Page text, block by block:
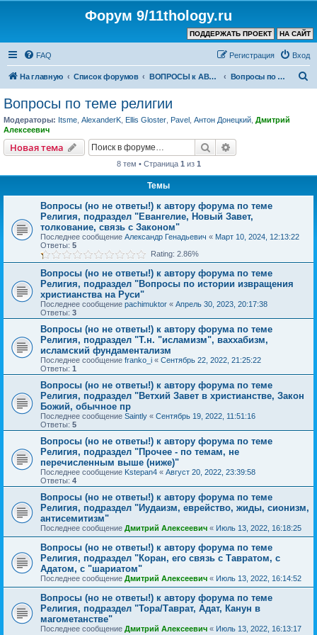
Форум 9/11thology.ru
НА САЙТ
ПОДДЕРЖАТЬ ПРОЕКТ
FAQ Вход
Регистрация
На главную Список форумов ВОПРОСЫ к АВТОРУ КАНАЛА и ХОЗЯИНУ ФОРУМА Вопросы по теме религии
Вопросы по теме религии
Модераторы: Itsme AlexanderK Ellis Gloster Pavel Антон Донецкий Дмитрий
Алексеевич
Новая тема Поиск
8 тем • Страница 1 из 1
Темы
Вопросы (но не ответы!) к автору форума по теме
Религия, подраздел "Евангелие, Новый Завет,
толкование, связь с Законом"
Последнее сообщение Александр Генадьевич « Март 10, 2024, 12:13:22
Ответы: 5
Rating: 2.86%
Вопросы (но не ответы!) к автору форума по теме
Религия, подраздел "Вопросы по истории извращения
христианства на Руси"
Последнее сообщение pachimuktor « Апрель 30, 2023, 20:17:38
Ответы: 3
Вопросы (но не ответы!) к автору форума по теме
Религия, подраздел "Т.н. "исламизм", ваххабизм,
исламский фундаментализм
Последнее сообщение franko_i « Сентябрь 22, 2022, 21:25:22
Ответы: 1
Вопросы (но не ответы!) к автору форума по теме
Религия, подраздел "Ветхий Завет в христианстве, Закон
Божий, обычное пр
Последнее сообщение Saintly « Сентябрь 19, 2022, 11:51:16
Ответы: 5
Вопросы (но не ответы!) к автору форума по теме
Религия, подраздел "Прочее - по темам, не
перечисленным выше (ниже)"
Последнее сообщение Kstepan4 « Август 20, 2022, 23:39:58
Ответы: 4
Вопросы (но не ответы!) к автору форума по теме
Религия, подраздел "Иудаизм, еврейство, жиды, сионизм,
антисемитизм"
Последнее сообщение Дмитрий Алексеевич « Июль 13, 2022, 16:18:25
Вопросы (но не ответы!) к автору форума по теме
Религия, подраздел "Коран, его связь с Тавратом, с
Адатом, с "шариатом"
Последнее сообщение Дмитрий Алексеевич « Июль 13, 2022, 16:14:52
Вопросы (но не ответы!) к автору форума по теме
Религия, подраздел "Тора/Таврат, Адат, Канун в
магометанстве"
Последнее сообщение Дмитрий Алексеевич « Июль 13, 2022, 16:13:17